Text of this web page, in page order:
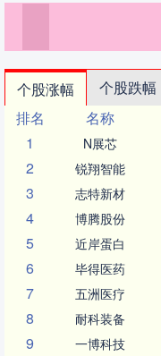
个股涨幅 个股跌幅
排名
名称
1
N展芯
2 锐翔智能
3 志特新材
4 博腾股份
5 近岸蛋白
6 毕得医药
7 五洲医疗
8 耐科装备
9 一博科技